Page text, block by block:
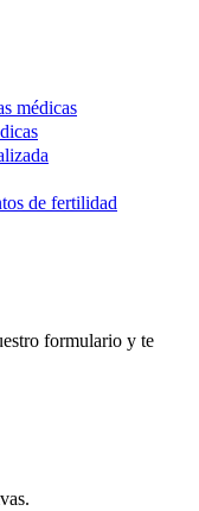
médicas
de fertilidad
formulario y te